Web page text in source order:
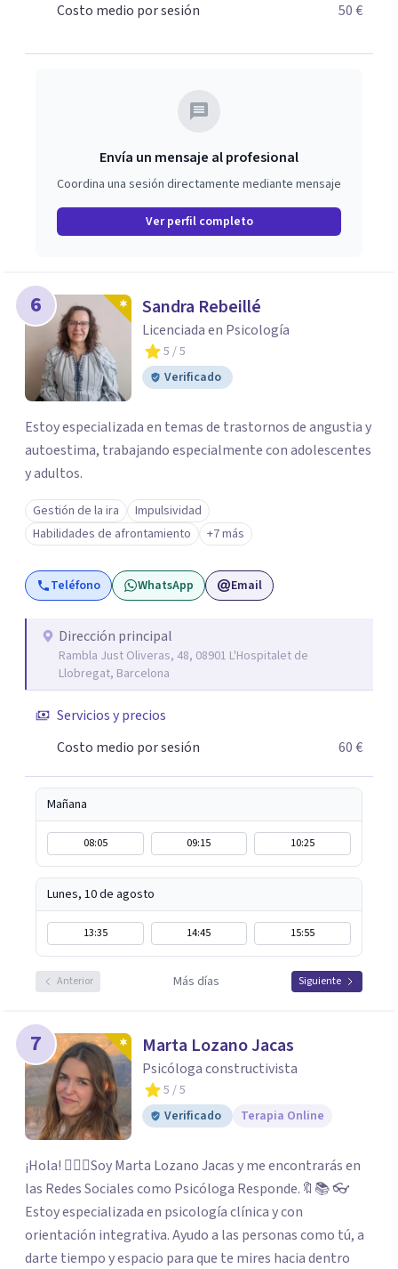
Costo medio por sesión
50 €
Envía un mensaje al profesional
Coordina una sesión directamente mediante mensaje
Ver perfil completo
6 Sandra Rebeillé
Licenciada en Psicología
5 / 5
Verificado
Estoy especializada en temas de trastornos de angustia y
autoestima, trabajando especialmente con adolescentes
y adultos.
Gestión de la ira
Impulsividad
Habilidades de afrontamiento
+7 más
Teléfono WhatsApp Email
Dirección principal
Rambla Just Oliveras, 48, 08901 L'Hospitalet de
Llobregat, Barcelona
Servicios y precios
Costo medio por sesión
60 €
Mañana
08:05 09:15 10:25
Lunes, 10 de agosto
13:35 14:45 15:55
Anterior Más días Siguiente
7 Marta Lozano Jacas
Psicóloga constructivista
5 / 5
Verificado
Terapia Online
¡Hola! 🙋🏼‍♀️Soy Marta Lozano Jacas y me encontrarás en
las Redes Sociales como Psicóloga Responde.🔖📚 👓
Estoy especializada en psicología clínica y con
orientación integrativa. Ayudo a las personas como tú, a
darte tiempo y espacio para que te mires hacia dentro